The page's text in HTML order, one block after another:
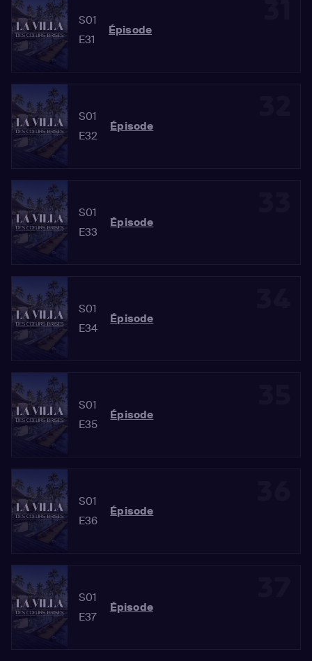
S01
E31
Épisode
S01
E32
Épisode
S01
E33
Épisode
S01
E34
Épisode
S01
E35
Épisode
S01
E36
Épisode
S01
E37
Épisode